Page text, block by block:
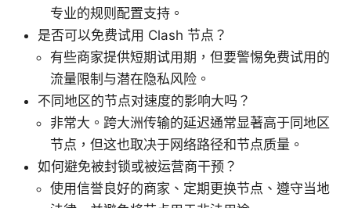
专业的规则配置支持。
是否可以免费试用 Clash 节点？
有些商家提供短期试用期，但要警惕免费试用的
流量限制与潜在隐私风险。
不同地区的节点对速度的影响大吗？
非常大。跨大洲传输的延迟通常显著高于同地区
节点，但这也取决于网络路径和节点质量。
如何避免被封锁或被运营商干预？
使用信誉良好的商家、定期更换节点、遵守当地